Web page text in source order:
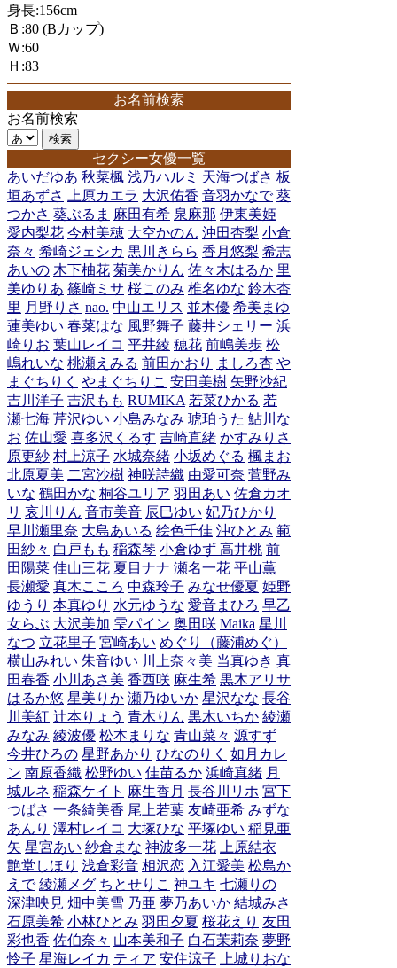
身長:156cm
Ｂ:80 (Bカップ)
Ｗ:60
Ｈ:83
お名前検索
お名前検索
セクシー女優一覧
あいだゆあ 秋菜楓 浅乃ハルミ 天海つばさ 板
垣あずさ
上原カエラ 大沢佑香 音羽かなで 葵
つかさ 葵ぶるま 麻田有希 泉麻那 伊東美姫
愛内梨花 今村美穂 大空かのん 沖田杏梨 小倉
奈々 希崎ジェシカ 黒川きらら 香月悠梨 希志
あいの 木下柚花 菊美かりん 佐々木はるか 里
美ゆりあ 篠崎ミサ 桜このみ 椎名ゆな 鈴木杏
里 月野りさ nao. 中山エリス 並木優 希美まゆ
蓮美ゆい 春菜はな 風野舞子 藤井シェリー 浜
崎りお 葉山レイコ 平井綾 穂花 前嶋美歩 松
嶋れいな 桃瀬えみる 前田かおり ましろ杏 や
まぐちりく やまぐちりこ 安田美樹 矢野沙紀
吉川洋子 吉沢もも RUMIKA 若菜ひかる 若
瀬七海 芹沢ゆい 小島みなみ 琥珀うた 鮎川な
お 佐山愛 喜多沢くるす 吉崎直緒 かすみりさ
原更紗 村上涼子 水城奈緒 小坂めぐる 楓まお
北原夏美 二宮沙樹 神咲詩織 由愛可奈 菅野み
いな 鶴田かな 桐谷ユリア 羽田あい 佐倉カオ
リ 哀川りん 音市美音 辰巳ゆい 妃乃ひかり
早川瀬里奈 大島あいる 絵色千佳 沖ひとみ 範
田紗々 白戸もも 稲森琴 小倉ゆず 高井桃 前
田陽菜 佳山三花 夏目ナナ 瀬名一花 平山薫
長瀬愛 真木こころ 中森玲子 みなせ優夏 姫野
ゆうり 本真ゆり 水元ゆうな 愛音まひろ 早乙
女らぶ 大沢美加 雫パイン 奥田咲 Maika 星川
なつ 立花里子 宮崎あい めぐり（藤浦めぐ）
横山みれい 朱音ゆい 川上奈々美 当真ゆき 真
田春香 小川あさ美 香西咲 麻生希 黒木アリサ
はるか悠 星美りか 瀬乃ゆいか 星沢なな 長谷
川美紅 辻本りょう 青木りん 黒木いちか 綾瀬
みなみ 綾波優 松本まりな 青山菜々 源すず
今井ひろの 星野あかり ひなのりく 如月カレ
ン 南原香織 松野ゆい 佳苗るか 浜崎真緒 月
城ルネ 稲森ケイト 麻生香月 長谷川リホ 宮下
つばさ 一条綺美香 尾上若葉 友崎亜希 みずな
あんり 澤村レイコ 大塚ひな 平塚ゆい 稲見亜
矢 星宮あい 紗倉まな 神波多一花
上原結衣
艶堂しほり 浅倉彩音 相沢恋 入江愛美 松島か
えで 綾瀬メグ ちとせりこ 神ユキ 七瀬りの
深津映見 畑中美雪 乃亜 夢乃あいか 結城みさ
石原美希 小林ひとみ 羽田夕夏 桜花えり 友田
彩也香 佐伯奈々 山本美和子 白石茉莉奈 夢野
怜子 星海レイカ ティア 安住涼子 上城りおな